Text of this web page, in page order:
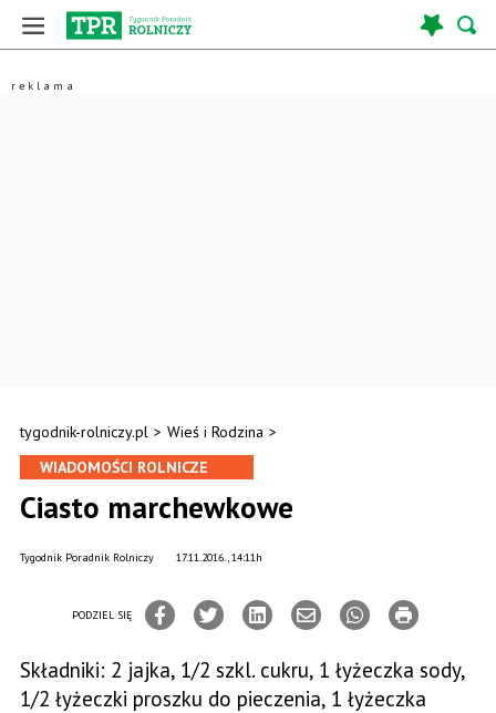
tygodnik-rolniczy.pl > Wieś i Rodzina >
WIADOMOŚCI ROLNICZE
Ciasto marchewkowe
17.11.2016., 14:11h
Tygodnik Poradnik Rolniczy
PODZIEL SIĘ
Składniki: 2 jajka, 1/2 szkl. cukru, 1 łyżeczka sody,
1/2 łyżeczki proszku do pieczenia, 1 łyżeczka